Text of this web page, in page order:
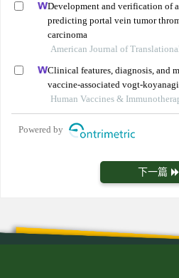
Development and verification of
predicting portal vein tumor
carcinoma
American Journal of
Clinical features, diagnosis, and
vaccine-associated vogt-
Human Vaccines &
Powered by
下一篇